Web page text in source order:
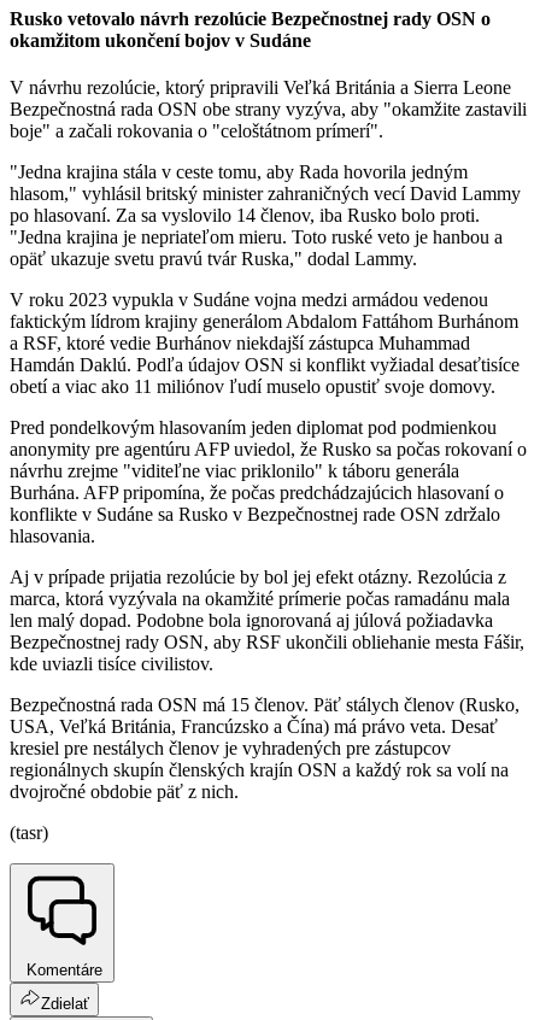
Rusko vetovalo návrh rezolúcie Bezpečnostnej rady OSN o
okamžitom ukončení bojov v Sudáne
V návrhu rezolúcie, ktorý pripravili Veľká Británia a Sierra Leone
Bezpečnostná rada OSN obe strany vyzýva, aby "okamžite zastavili
boje" a začali rokovania o "celoštátnom prímerí".
"Jedna krajina stála v ceste tomu, aby Rada hovorila jedným
hlasom," vyhlásil britský minister zahraničných vecí David Lammy
po hlasovaní. Za sa vyslovilo 14 členov, iba Rusko bolo proti.
"Jedna krajina je nepriateľom mieru. Toto ruské veto je hanbou a
opäť ukazuje svetu pravú tvár Ruska," dodal Lammy.
V roku 2023 vypukla v Sudáne vojna medzi armádou vedenou
faktickým lídrom krajiny generálom Abdalom Fattáhom Burhánom
a RSF, ktoré vedie Burhánov niekdajší zástupca Muhammad
Hamdán Daklú. Podľa údajov OSN si konflikt vyžiadal desaťtisíce
obetí a viac ako 11 miliónov ľudí muselo opustiť svoje domovy.
Pred pondelkovým hlasovaním jeden diplomat pod podmienkou
anonymity pre agentúru AFP uviedol, že Rusko sa počas rokovaní o
návrhu zrejme "viditeľne viac priklonilo" k táboru generála
Burhána. AFP pripomína, že počas predchádzajúcich hlasovaní o
konflikte v Sudáne sa Rusko v Bezpečnostnej rade OSN zdržalo
hlasovania.
Aj v prípade prijatia rezolúcie by bol jej efekt otázny. Rezolúcia z
marca, ktorá vyzývala na okamžité prímerie počas ramadánu mala
len malý dopad. Podobne bola ignorovaná aj júlová požiadavka
Bezpečnostnej rady OSN, aby RSF ukončili obliehanie mesta Fášir,
kde uviazli tisíce civilistov.
Bezpečnostná rada OSN má 15 členov. Päť stálych členov (Rusko,
USA, Veľká Británia, Francúzsko a Čína) má právo veta. Desať
kresiel pre nestálych členov je vyhradených pre zástupcov
regionálnych skupín členských krajín OSN a každý rok sa volí na
dvojročné obdobie päť z nich.
(tasr)
Komentáre
Zdielať